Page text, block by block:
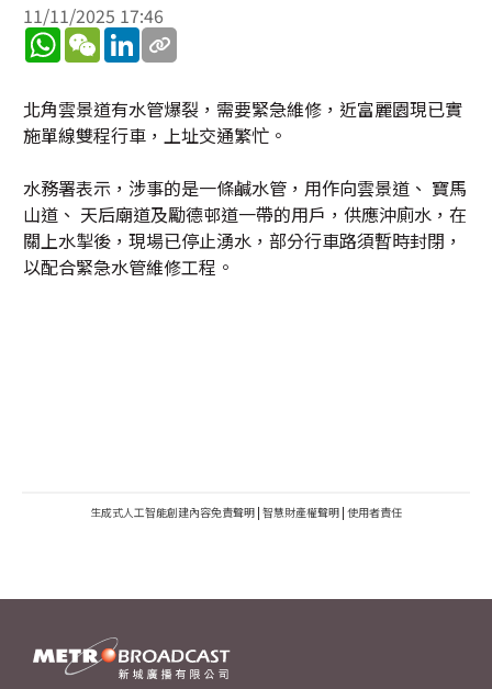
11/11/2025 17:46
WhatsApp
WeChatLinkedIn
北角雲景道有水管爆裂，需要緊急維修，近富麗園現已實
施單線雙程行車，上址交通繁忙。
水務署表示，涉事的是一條鹹水管，用作向雲景道、 寶馬
山道、 天后廟道及勵德邨道一帶的用戶，供應沖廁水，在
關上水掣後，現場已停止湧水，部分行車路須暫時封閉，
以配合緊急水管維修工程。
生成式人工智能創建內容免責聲明 | 智慧財產權聲明 | 使用者責任